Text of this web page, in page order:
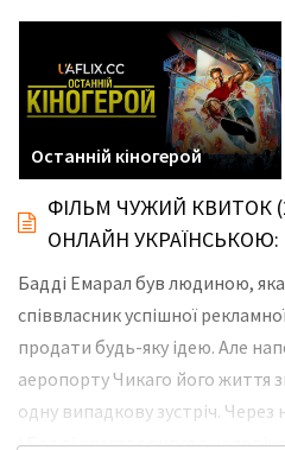
Останній кіногерой
ФІЛЬМ ЧУЖИЙ КВИТОК
ОНЛАЙН УКРАЇНСЬКОЮ:
Бадді Емарал був людиною,
співвласник успішної
продати будь-яку ідею. Але
аеропорту Чикаго його життя
одну випадкову зустріч.
і Бадді розговорився з